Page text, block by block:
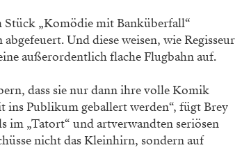
Stück „Komödie mit Banküberfall“
abgefeuert. Und diese weisen, wieRegisseur
außerordentlichflache Flugbahn auf.
dass sie nur dann ihre volle Komik
ins Publikum geballert werden“, fügt Brey
im „Tatort“ und artverwandten seriösen
nicht das Kleinhirn, sondern auf